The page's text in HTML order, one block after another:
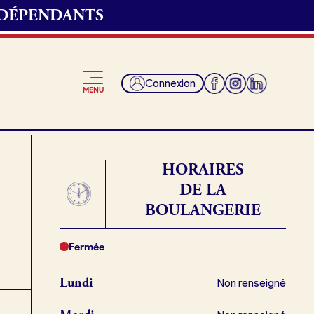
MENU Connexion
Je suis fournisseur
HORAIRES
DE LA
BOULANGERIE
Fermée
Lundi Non renseigné
du